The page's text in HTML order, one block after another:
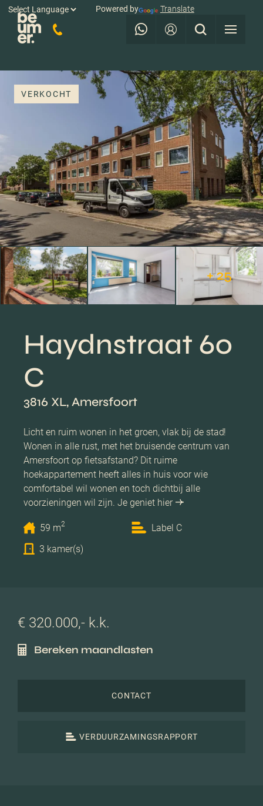
Powered by Translate
VERKOCHT
+ 25
Haydnstraat 60
C
3816 XL, Amersfoort
Licht en ruim wonen in het groen, vlak bij de stad!
Wonen in alle rust, met het bruisende centrum van
Amersfoort op fietsafstand? Dit ruime
hoekappartement heeft alles in huis voor wie
comfortabel wil wonen en toch dichtbij alle
voorzieningen wil zijn. Je geniet hier
59 m2
Label C
3 kamer(s)
€ 320.000,- k.k.
Bereken maandlasten
CONTACT
VERDUURZAMINGSRAPPORT